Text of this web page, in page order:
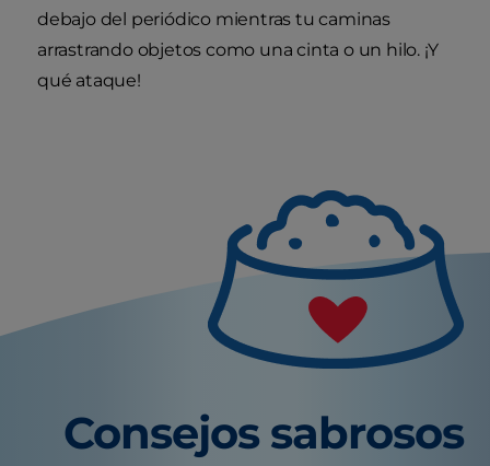
debajo del periódico mientras tu caminas
arrastrando objetos como una cinta o un hilo. ¡Y
qué ataque!
Consejos sabrosos